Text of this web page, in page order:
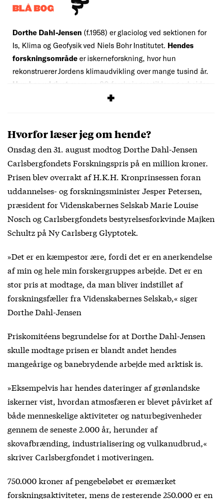
BLÅ BOG
Dorthe Dahl-Jensen (f.1958) er glaciolog ved sektionen for
Is, Klima og Geofysik ved Niels Bohr Institutet. Hendes
forskningsområde er iskerneforskning, hvor hun
rekonstruerer Jordens klimaudvikling over mange tusind år.
Hun har udgivet
mere en 80 forskningsartikler og arbejder
netop nu på et projekt i Østgrønland.
Hvorfor læser jeg om hende?
Onsdag den 31. august modtog Dorthe Dahl-Jensen
Carlsbergfondets Forskningspris på en million kroner.
Prisen blev overrakt af H.K.H. Kronprinsessen foran
uddannelses- og forskningsminister Jesper Petersen,
præsident for Videnskabernes Selskab Marie Louise
Nosch og Carlsbergfondets bestyrelsesforkvinde Majken
Schultz på Ny Carlsberg Glyptotek.
»Det er en kæmpestor ære, fordi det er en anerkendelse
af min og hele min forskergruppes arbejde. Det er en
stor pris at modtage, da man bliver indstillet af
forskningsfæller fra Videnskabernes Selskab,« siger
Dorthe Dahl-Jensen
Priskomitéens begrundelse for at Dorthe Dahl-Jensen
skulle modtage prisen er blandt andet hendes
mangeårige og banebrydende arbejde med arktisk is.
»Eksempelvis har hendes dateringer af grønlandske
iskerner vist, hvordan atmosfæren er blevet påvirket af
både menneskelige aktiviteter og naturbegivenheder
gennem de seneste 2.000 år, herunder af
skovafbrænding, industrialisering og vulkanudbrud,«
skriver Carlsbergfondet i motiveringen.
750.000 kroner af pengebeløbet er øremærket
forskningsaktiviteter, mens de resterende 250.000 er en